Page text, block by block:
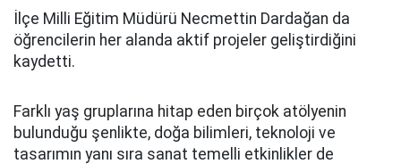
İlçe Milli Eğitim Müdürü Necmettin Dardağan da
öğrencilerin her alanda aktif projeler geliştirdiğini
kaydetti.
Farklı yaş gruplarına hitap eden birçok atölyenin
bulunduğu şenlikte, doğa bilimleri, teknoloji ve
tasarımın yanı sıra sanat temelli etkinlikler de